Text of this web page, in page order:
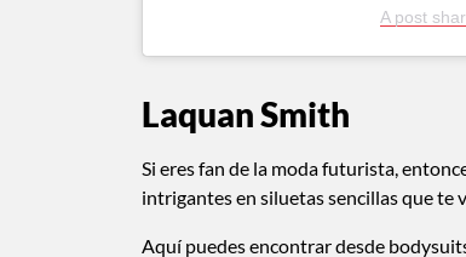
A post
Laquan Smith
Si eres fan de la moda futurista,
intrigantes en siluetas sencillas que te
Aquí puedes encontrar desde